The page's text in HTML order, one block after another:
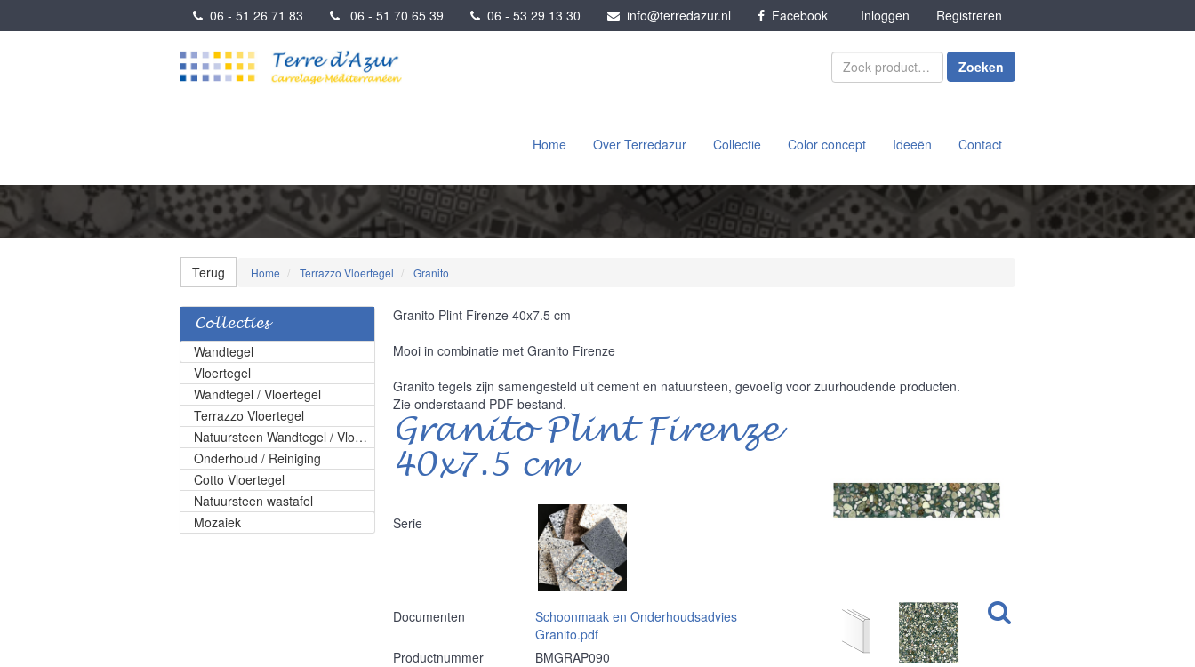
06 - 51 26 71 83 06 - 51 70 65 39 06 - 53 29 13 30 info@terredazur.nl Facebook Inloggen Registreren
Zoeken
Home Over Terredazur Collectie Color concept Ideeën Contact
Terug Home Terrazzo Vloertegel Granito
Collecties
Wandtegel
Vloertegel
Wandtegel / Vloertegel
Terrazzo Vloertegel
Natuursteen Wandtegel / Vloertegel
Onderhoud / Reiniging
Cotto Vloertegel
Natuursteen wastafel
Mozaiek
Granito Plint Firenze 40x7.5 cm
Mooi in combinatie met Granito Firenze
Granito tegels zijn samengesteld uit cement en natuursteen, gevoelig voor zuurhoudende producten.
Zie onderstaand PDF bestand.
Granito Plint Firenze
40x7.5 cm
Serie
Documenten
Schoonmaak en Onderhoudsadvies
Granito.pdf
Productnummer
BMGRAP090